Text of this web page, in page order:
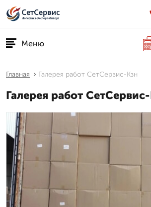
Меню
Главная Галерея работ СетСервис-Кзн
Галерея работ